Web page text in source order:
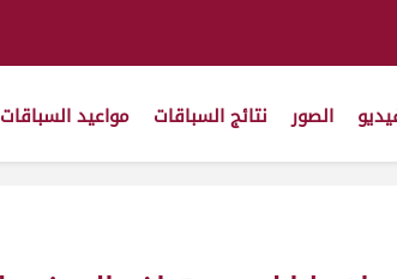
الصور نتائج السباقات مواعيد السباقات